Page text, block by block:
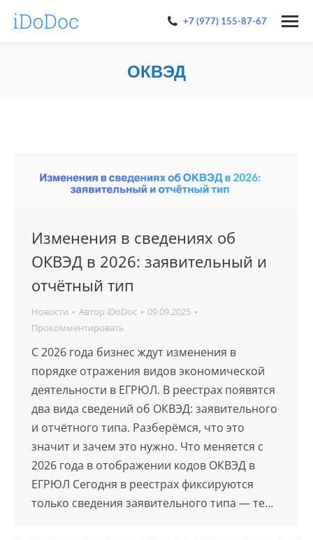
+7 (977) 155-87-67
ОКВЭД
Изменения в сведениях об
ОКВЭД в 2026: заявительный и
отчётный тип
Новости Автор iDoDoc
09.09.2025
Прокомментировать
С 2026 года бизнес ждут изменения в
порядке отражения видов экономической
деятельности в ЕГРЮЛ. В реестрах появятся
два вида сведений об ОКВЭД: заявительного
и отчётного типа. Разберёмся, что это
значит и зачем это нужно. Что меняется c
2026 года в отображении кодов ОКВЭД в
ЕГРЮЛ Сегодня в реестрах фиксируются
только сведения заявительного типа — те…